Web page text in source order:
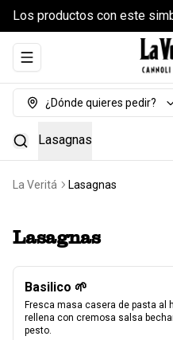
Los productos con este
Abrir menu de navegación
¿Dónde quieres pedir?
Lasagnas
La Veritá Lasagnas
Lasagnas
Basilico 🌱
Fresca masa casera de pasta al
rellena con cremosa salsa
pesto.